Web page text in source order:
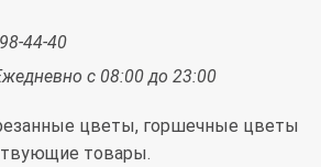
44-40
с 08:00 до 23:00
цветы, горшечные цветы
товары.